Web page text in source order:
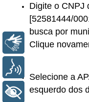
Digite o CNPJ
[52581444/
busca por
Clique
Selecione a
esquerdo dos
Libras
+ Acessibilidade